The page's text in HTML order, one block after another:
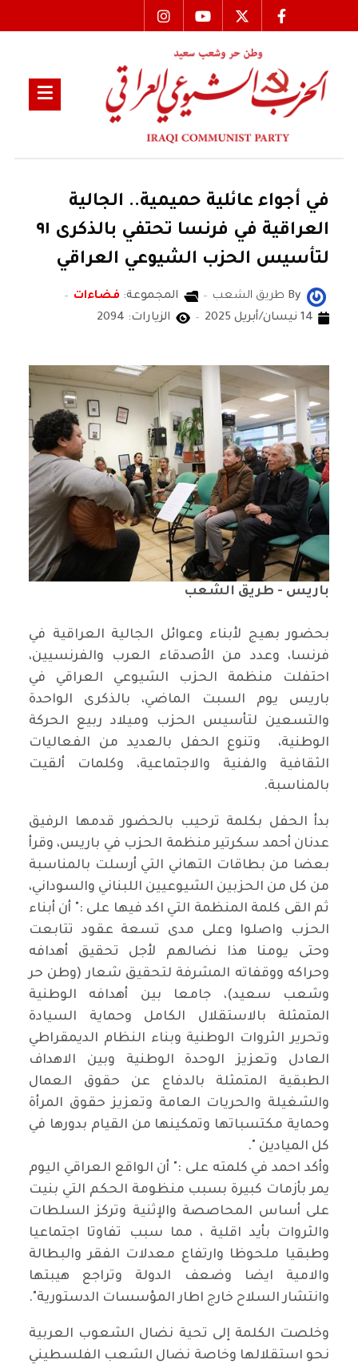
في أجواء عائلية حميمية.. الجالية
العراقية في فرنسا تحتفي بالذكرى ٩١
لتأسيس الحزب الشيوعي العراقي
By طريق الشعب المجموعة: فضاءات
14 نيسان/أبريل 2025
الزيارات: 2094
باريس - طريق الشعب
بحضور بهيج لأبناء وعوائل الجالية العراقية في
فرنسا، وعدد من الأصدقاء العرب والفرنسيين،
احتفلت منظمة الحزب الشيوعي العراقي في
باريس يوم السبت الماضي، بالذكرى الواحدة
والتسعين لتأسيس الحزب وميلاد ربيع الحركة
الوطنية، وتنوع الحفل بالعديد من الفعاليات
الثقافية والفنية والاجتماعية، وكلمات ألقيت
بالمناسبة.
بدأ الحفل بكلمة ترحيب بالحضور قدمها الرفيق
عدنان أحمد سكرتير منظمة الحزب في باريس، وقرأ
بعضا من بطاقات التهاني التي أرسلت بالمناسبة
من كل من الحزبين الشيوعيين اللبناني والسوداني،
ثم القى كلمة المنظمة التي اكد فيها على :" أن أبناء
الحزب واصلوا وعلى مدى تسعة عقود تتابعت
وحتى يومنا هذا نضالهم لأجل تحقيق أهدافه
وحراكه ووقفاته المشرفة لتحقيق شعار (وطن حر
وشعب سعيد)، جامعا بين أهدافه الوطنية
المتمثلة بالاستقلال الكامل وحماية السيادة
وتحرير الثروات الوطنية وبناء النظام الديمقراطي
العادل وتعزيز الوحدة الوطنية وبين الاهداف
الطبقية المتمثلة بالدفاع عن حقوق العمال
والشغيلة والحريات العامة وتعزيز حقوق المرأة
وحماية مكتسباتها وتمكينها من القيام بدورها في
كل الميادين ".
وأكد احمد في كلمته على :" أن الواقع العراقي اليوم
يمر بأزمات كبيرة بسبب منظومة الحكم التي بنيت
على أساس المحاصصة والإثنية وتركز السلطات
والثروات بأيد اقلية ، مما سبب تفاوتا اجتماعيا
وطبقيا ملحوظا وارتفاع معدلات الفقر والبطالة
والامية ايضا وضعف الدولة وتراجع هيبتها
وانتشار السلاح خارج اطار المؤسسات الدستورية".
وخلصت الكلمة إلى تحية نضال الشعوب العربية
نحو استقلالها وخاصة نضال الشعب الفلسطيني